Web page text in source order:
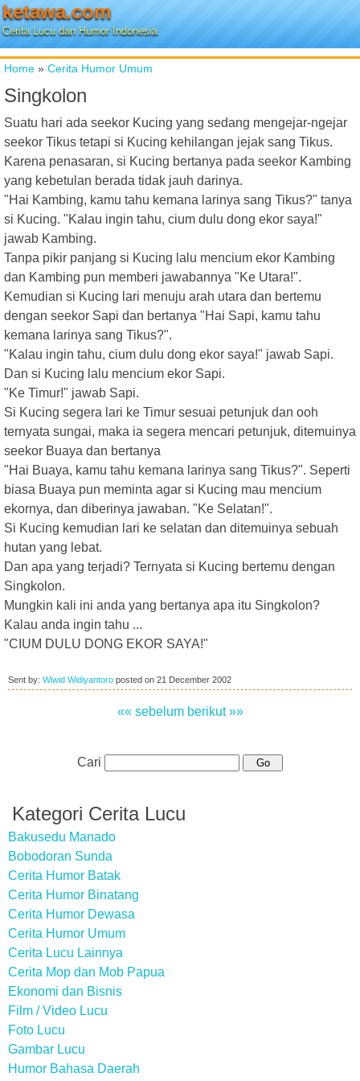
ketawa.com
Cerita Lucu dan Humor Indonesia
Home » Cerita Humor Umum
Singkolon
Suatu hari ada seekor Kucing yang sedang mengejar-ngejar
seekor Tikus tetapi si Kucing kehilangan jejak sang Tikus.
Karena penasaran, si Kucing bertanya pada seekor Kambing
yang kebetulan berada tidak jauh darinya.
"Hai Kambing, kamu tahu kemana larinya sang Tikus?" tanya
si Kucing. "Kalau ingin tahu, cium dulu dong ekor saya!"
jawab Kambing.
Tanpa pikir panjang si Kucing lalu mencium ekor Kambing
dan Kambing pun memberi jawabannya "Ke Utara!".
Kemudian si Kucing lari menuju arah utara dan bertemu
dengan seekor Sapi dan bertanya "Hai Sapi, kamu tahu
kemana larinya sang Tikus?".
"Kalau ingin tahu, cium dulu dong ekor saya!" jawab Sapi.
Dan si Kucing lalu mencium ekor Sapi.
"Ke Timur!" jawab Sapi.
Si Kucing segera lari ke Timur sesuai petunjuk dan ooh
ternyata sungai, maka ia segera mencari petunjuk, ditemuinya
seekor Buaya dan bertanya
"Hai Buaya, kamu tahu kemana larinya sang Tikus?". Seperti
biasa Buaya pun meminta agar si Kucing mau mencium
ekornya, dan diberinya jawaban. "Ke Selatan!".
Si Kucing kemudian lari ke selatan dan ditemuinya sebuah
hutan yang lebat.
Dan apa yang terjadi? Ternyata si Kucing bertemu dengan
Singkolon.
Mungkin kali ini anda yang bertanya apa itu Singkolon?
Kalau anda ingin tahu ...
"CIUM DULU DONG EKOR SAYA!"
Sent by: Wiwid Widiyantoro posted on 21 December 2002
«« sebelum berikut »»
Cari
Kategori Cerita Lucu
Bakusedu Manado
Bobodoran Sunda
Cerita Humor Batak
Cerita Humor Binatang
Cerita Humor Dewasa
Cerita Humor Umum
Cerita Lucu Lainnya
Cerita Mop dan Mob Papua
Ekonomi dan Bisnis
Film / Video Lucu
Foto Lucu
Gambar Lucu
Humor Bahasa Daerah